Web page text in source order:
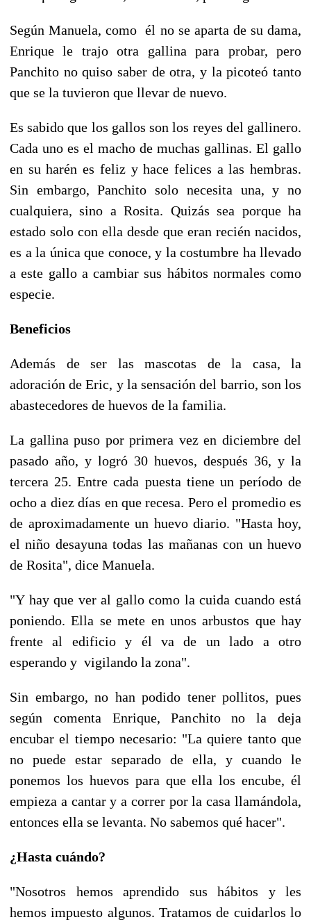
Según Manuela, como él no se aparta de su dama,
Enrique le trajo otra gallina para probar, pero
Panchito no quiso saber de otra, y la picoteó tanto
que se la tuvieron que llevar de nuevo.
Es sabido que los gallos son los reyes del gallinero.
Cada uno es el macho de muchas gallinas. El gallo
en su harén es feliz y hace felices a las hembras.
Sin embargo, Panchito solo necesita una, y no
cualquiera, sino a Rosita. Quizás sea porque ha
estado solo con ella desde que eran recién nacidos,
es a la única que conoce, y la costumbre ha llevado
a este gallo a cambiar sus hábitos normales como
especie.
Beneficios
Además de ser las mascotas de la casa, la
adoración de Eric, y la sensación del barrio, son los
abastecedores de huevos de la familia.
La gallina puso por primera vez en diciembre del
pasado año, y logró 30 huevos, después 36, y la
tercera 25. Entre cada puesta tiene un período de
ocho a diez días en que recesa. Pero el promedio es
de aproximadamente un huevo diario. "Hasta hoy,
el niño desayuna todas las mañanas con un huevo
de Rosita", dice Manuela.
"Y hay que ver al gallo como la cuida cuando está
poniendo. Ella se mete en unos arbustos que hay
frente al edificio y él va de un lado a otro
esperando y vigilando la zona".
Sin embargo, no han podido tener pollitos, pues
según comenta Enrique, Panchito no la deja
encubar el tiempo necesario: "La quiere tanto que
no puede estar separado de ella, y cuando le
ponemos los huevos para que ella los encube, él
empieza a cantar y a correr por la casa llamándola,
entonces ella se levanta. No sabemos qué hacer".
¿Hasta cuándo?
"Nosotros hemos aprendido sus hábitos y les
hemos impuesto algunos. Tratamos de cuidarlos lo